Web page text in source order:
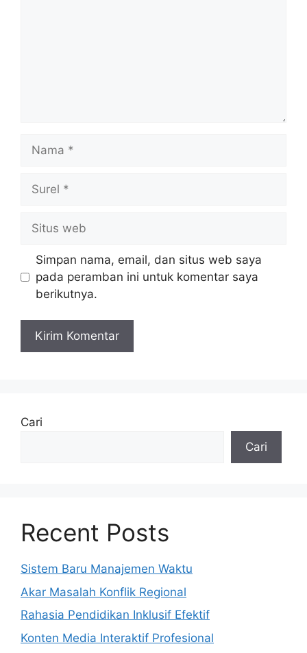
web
Simpan nama, email, dan situs web saya
pada peramban ini untuk komentar saya
berikutnya.
Cari
Cari
Recent Posts
Sistem Baru Manajemen Waktu
Akar Masalah Konflik Regional
Rahasia Pendidikan Inklusif Efektif
Konten Media Interaktif Profesional